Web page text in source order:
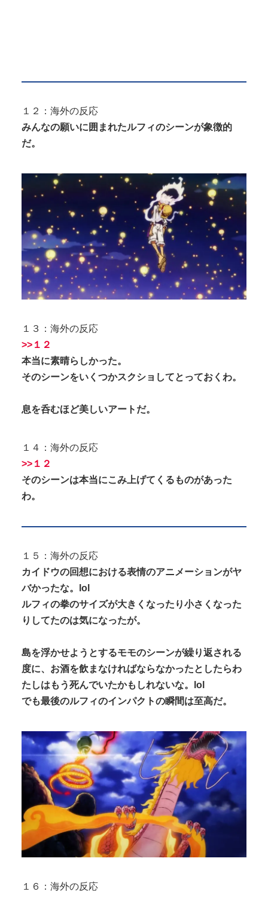
１２：海外の反応
みんなの願いに囲まれたルフィのシーンが象徴的
だ。
１３：海外の反応
>>１２
本当に素晴らしかった。
そのシーンをいくつかスクショしてとっておくわ。
息を呑むほど美しいアートだ。
１４：海外の反応
>>１２
そのシーンは本当にこみ上げてくるものがあった
わ。
１５：海外の反応
カイドウの回想における表情のアニメーションがヤ
バかったな。lol
ルフィの拳のサイズが大きくなったり小さくなった
りしてたのは気になったが。
島を浮かせようとするモモのシーンが繰り返される
度に、お酒を飲まなければならなかったとしたらわ
たしはもう死んでいたかもしれないな。lol
でも最後のルフィのインパクトの瞬間は至高だ。
１６：海外の反応